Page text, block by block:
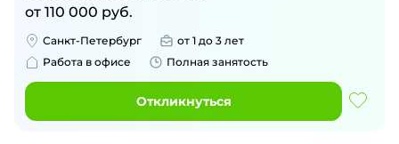
от 110 000 руб.
Санкт-Петербург
от 1 до 3 лет
Работа в офисе
Полная занятость
Откликнуться